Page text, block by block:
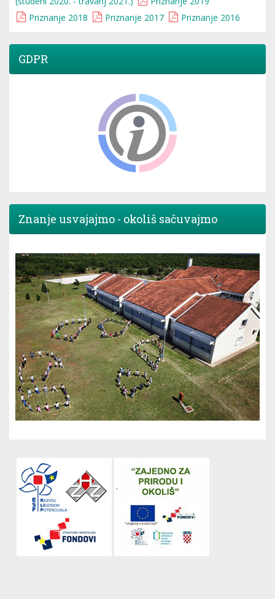
Priznanje 2018
Priznanje 2017 Priznanje 2016
GDPR
Znanje usvajajmo - okoliš sačuvajmo